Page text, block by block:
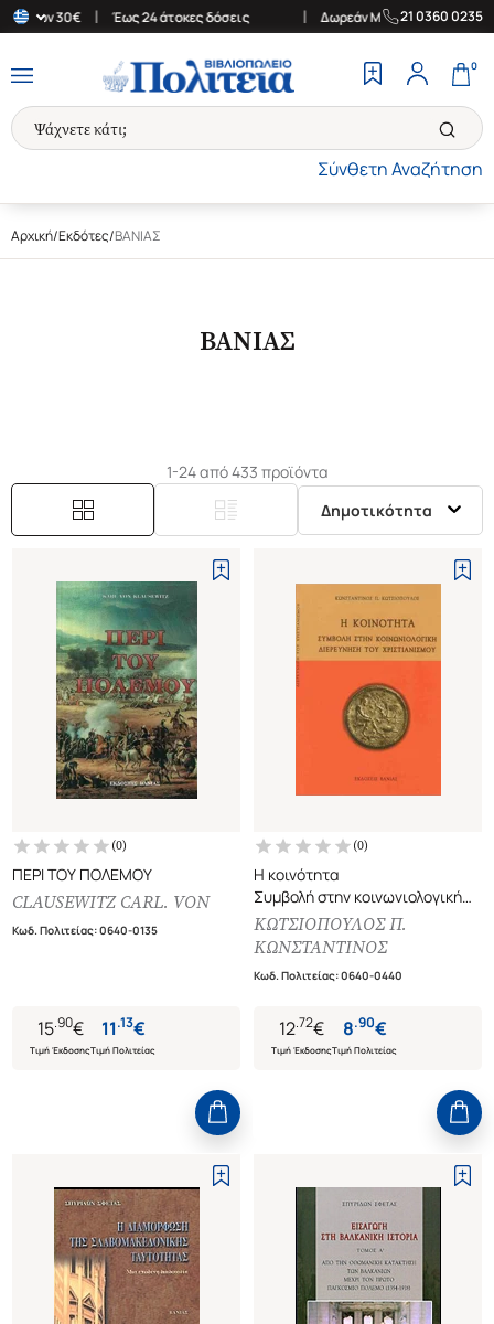
30€ | Έως 24 άτοκες δόσεις Δωρεάν Μεταφορικά στην
21 0360 0235
Σύνθετη Αναζήτηση
0
Αρχική/Εκδότες/ΒΑΝΙΑΣ
ΒΑΝΙΑΣ
1-24 από 433 προϊόντα
Δημοτικότητα
(0)
ΠΕΡΙ ΤΟΥ ΠΟΛΕΜΟΥ
CLAUSEWITZ CARL. VON
Κωδ. Πολιτείας:0640-0135
15.90€
Τιμή Έκδοσης
11.13€
Τιμή Πολιτείας
(0)
Η κοινότητα
Συμβολή στην κοινωνιολογική
διερεύνηση του χριστιανισμού
ΚΩΤΣΙΟΠΟΥΛΟΣ Π.
ΚΩΝΣΤΑΝΤΙΝΟΣ
Κωδ. Πολιτείας:0640-0440
12.72€
Τιμή Έκδοσης
8.90€
Τιμή Πολιτείας